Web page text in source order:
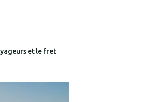
et le fret